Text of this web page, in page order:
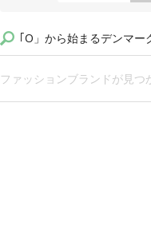
｢O」から始まるデンマ
ファッションブランドが見つ